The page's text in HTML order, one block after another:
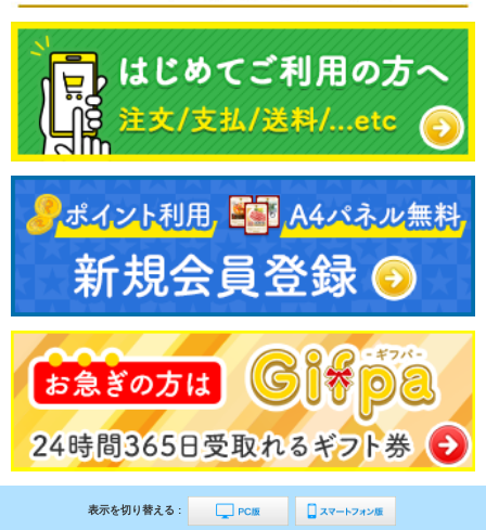
表示を切り替える :